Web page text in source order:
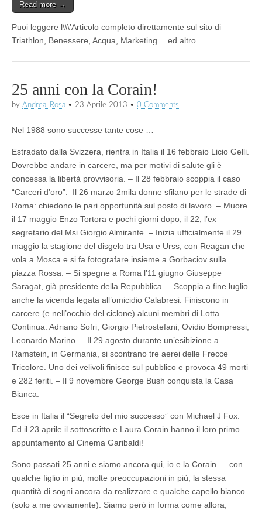
Read more →
Puoi leggere l\\\’Articolo completo direttamente sul sito di
Triathlon, Benessere, Acqua, Marketing… ed altro
25 anni con la Corain!
by Andrea_Rosa • 23 Aprile 2013 • 0 Comments
Nel 1988 sono successe tante cose …
Estradato dalla Svizzera, rientra in Italia il 16 febbraio Licio Gelli.
Dovrebbe andare in carcere, ma per motivi di salute gli è
concessa la libertà provvisoria. – Il 28 febbraio scoppia il caso
“Carceri d’oro”. Il 26 marzo 2mila donne sfilano per le strade di
Roma: chiedono le pari opportunità sul posto di lavoro. – Muore
il 17 maggio Enzo Tortora e pochi giorni dopo, il 22, l’ex
segretario del Msi Giorgio Almirante. – Inizia ufficialmente il 29
maggio la stagione del disgelo tra Usa e Urss, con Reagan che
vola a Mosca e si fa fotografare insieme a Gorbaciov sulla
piazza Rossa. – Si spegne a Roma l’11 giugno Giuseppe
Saragat, già presidente della Repubblica. – Scoppia a fine luglio
anche la vicenda legata all’omicidio Calabresi. Finiscono in
carcere (e nell’occhio del ciclone) alcuni membri di Lotta
Continua: Adriano Sofri, Giorgio Pietrostefani, Ovidio Bompressi,
Leonardo Marino. – Il 29 agosto durante un’esibizione a
Ramstein, in Germania, si scontrano tre aerei delle Frecce
Tricolore. Uno dei velivoli finisce sul pubblico e provoca 49 morti
e 282 feriti. – Il 9 novembre George Bush conquista la Casa
Bianca.
Esce in Italia il “Segreto del mio successo” con Michael J Fox.
Ed il 23 aprile il sottoscritto e Laura Corain hanno il loro primo
appuntamento al Cinema Garibaldi!
Sono passati 25 anni e siamo ancora qui, io e la Corain … con
qualche figlio in più, molte preoccupazioni in più, la stessa
quantità di sogni ancora da realizzare e qualche capello bianco
(solo a me ovviamente). Siamo però in forma come allora,